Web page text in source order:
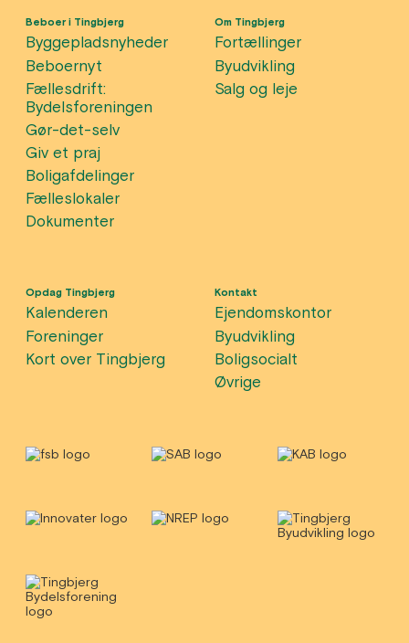
Beboer i Tingbjerg
Byggepladsnyheder
Beboernyt
Fællesdrift:
Bydelsforeningen
Gør-det-selv
Giv et praj
Boligafdelinger
Fælleslokaler
Dokumenter
Om Tingbjerg
Fortællinger
Byudvikling
Salg og leje
Opdag Tingbjerg
Kalenderen
Foreninger
Kort over Tingbjerg
Kontakt
Ejendomskontor
Byudvikling
Boligsocialt
Øvrige